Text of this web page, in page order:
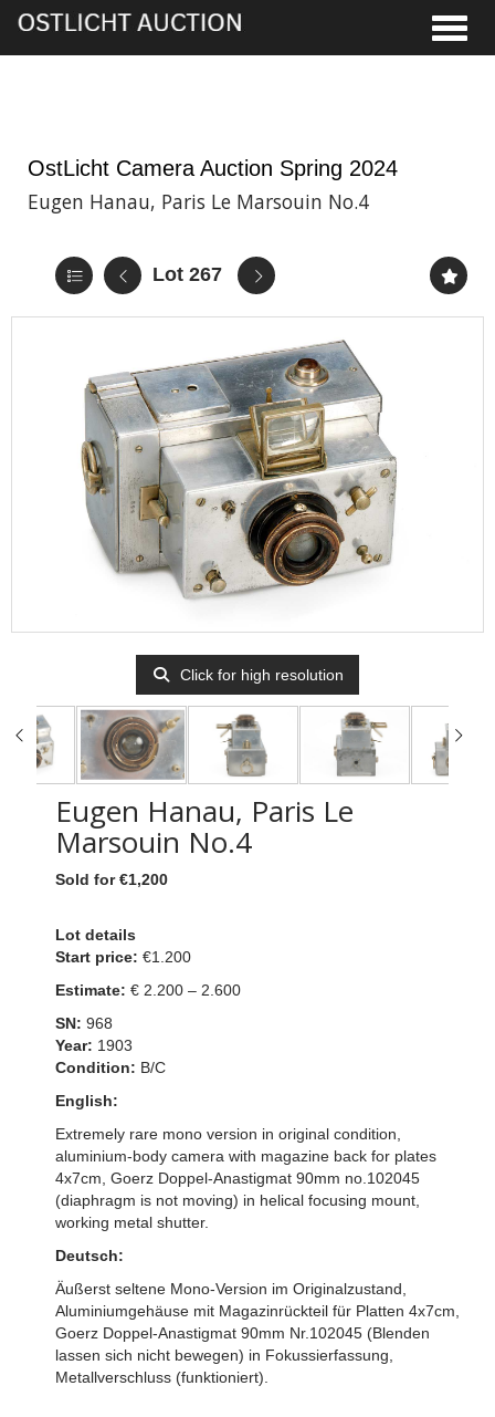
OstLicht Camera Auction Spring 2024
Eugen Hanau, Paris Le Marsouin No.4
Lot 267
Click for high resolution
Eugen Hanau, Paris Le
Marsouin No.4
Sold for €1,200
Lot details
Start price: €1.200
Estimate: € 2.200 – 2.600
SN: 968
Year: 1903
Condition: B/C
English:
Extremely rare mono version in original condition,
aluminium-body camera with magazine back for plates
4x7cm, Goerz Doppel-Anastigmat 90mm no.102045
(diaphragm is not moving) in helical focusing mount,
working metal shutter.
Deutsch:
Äußerst seltene Mono-Version im Originalzustand,
Aluminiumgehäuse mit Magazinrückteil für Platten 4x7cm,
Goerz Doppel-Anastigmat 90mm Nr.102045 (Blenden
lassen sich nicht bewegen) in Fokussierfassung,
Metallverschluss (funktioniert).